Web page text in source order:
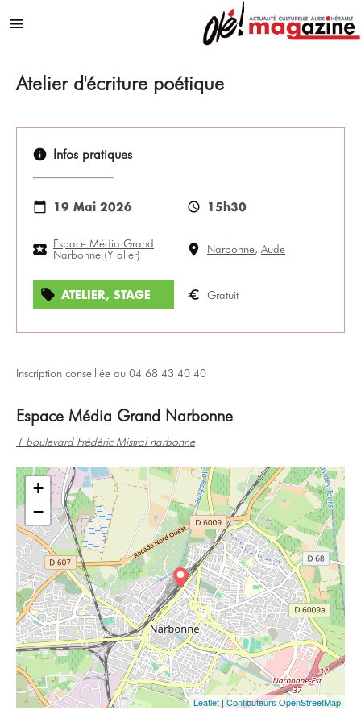
Menu
Atelier d'écriture poétique
Infos pratiques
19 Mai 2026 15h30
Espace Média Grand
Narbonne (Y aller) Narbonne, Aude
ATELIER, STAGE Gratuit
Inscription conseillée au 04 68 43 40 40
Espace Média Grand Narbonne
1 boulevard Frédéric Mistral narbonne
+
−
Leaflet|Contibuteurs OpenStreetMap